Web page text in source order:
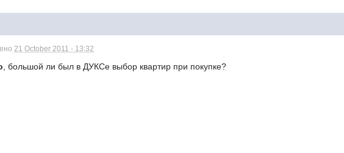
21 October 2011 - 13:32
, большой ли был в ДУКСе выбор квартир при покупке?